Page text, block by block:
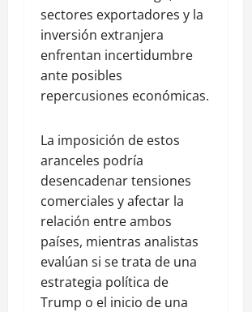
sectores exportadores y la
inversión extranjera
enfrentan incertidumbre
ante posibles
repercusiones económicas.
La imposición de estos
aranceles podría
desencadenar tensiones
comerciales y afectar la
relación entre ambos
países, mientras analistas
evalúan si se trata de una
estrategia política de
Trump o el inicio de una